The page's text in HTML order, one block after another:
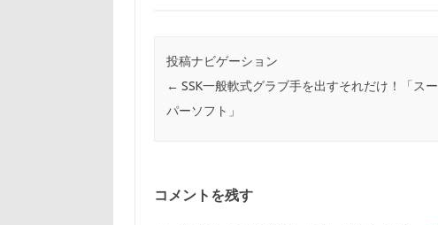
投稿ナビゲーション
← SSK一般軟式グラブ手を出すそれだけ！「スー
パーソフト」
コメントを残す